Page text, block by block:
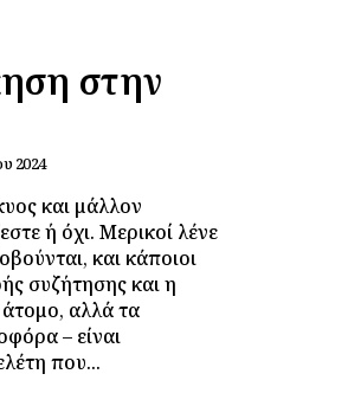
στην
2024
και μάλλον
ή όχι. Μερικοί λένε
και κάποιοι
συζήτησης και η
αλλά τα
– είναι
μελέτη που...